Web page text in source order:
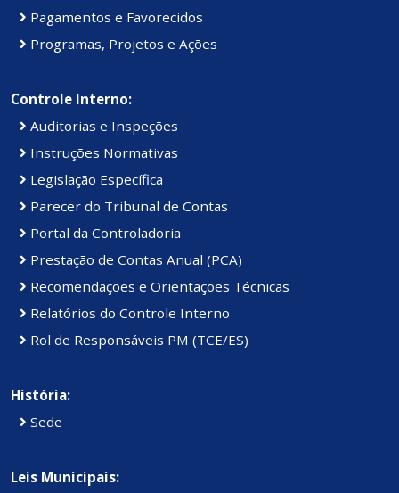
Pagamentos e Favorecidos
Programas, Projetos e Ações
Controle Interno:
Auditorias e Inspeções
Instruções Normativas
Legislação Específica
Parecer do Tribunal de Contas
Portal da Controladoria
Prestação de Contas Anual (PCA)
Recomendações e Orientações Técnicas
Relatórios do Controle Interno
Rol de Responsáveis PM (TCE/ES)
História:
Sede
Leis Municipais: